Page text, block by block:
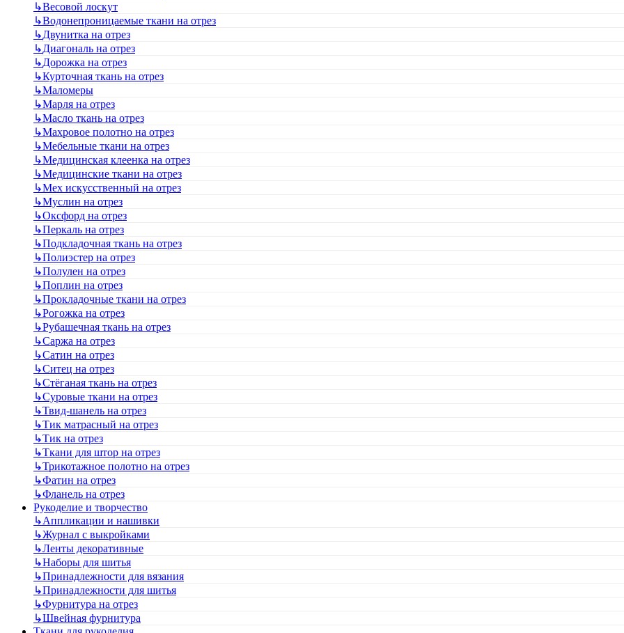
↳Весовой лоскут
↳Водонепроницаемые ткани на отрез
↳Двунитка на отрез
↳Диагональ на отрез
↳Дорожка на отрез
↳Курточная ткань на отрез
↳Маломеры
↳Марля на отрез
↳Масло ткань на отрез
↳Махровое полотно на отрез
↳Мебельные ткани на отрез
↳Медицинская клеенка на отрез
↳Медицинские ткани на отрез
↳Мех искусственный на отрез
↳Муслин на отрез
↳Оксфорд на отрез
↳Перкаль на отрез
↳Подкладочная ткань на отрез
↳Полиэстер на отрез
↳Полулен на отрез
↳Поплин на отрез
↳Прокладочные ткани на отрез
↳Рогожка на отрез
↳Рубашечная ткань на отрез
↳Саржа на отрез
↳Сатин на отрез
↳Ситец на отрез
↳Стёганая ткань на отрез
↳Суровые ткани на отрез
↳Твид-шанель на отрез
↳Тик матрасный на отрез
↳Тик на отрез
↳Ткани для штор на отрез
↳Трикотажное полотно на отрез
↳Фатин на отрез
↳Фланель на отрез
Рукоделие и творчество
↳Аппликации и нашивки
↳Журнал с выкройками
↳Ленты декоративные
↳Наборы для шитья
↳Принадлежности для вязания
↳Принадлежности для шитья
↳Фурнитура на отрез
↳Швейная фурнитура